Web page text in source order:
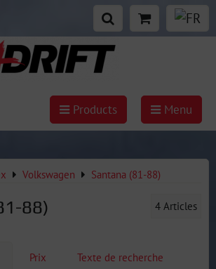
Products Menu
Volkswagen Santana (81-88)
88) 4 Articles
Prix Texte de recherche